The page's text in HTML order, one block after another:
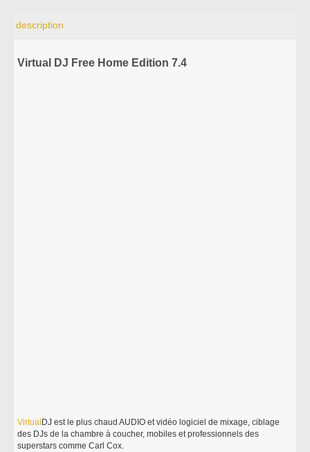
description
Virtual DJ Free Home Edition 7.4
Virtual DJ est le plus chaud AUDIO et vidéo logiciel de mixage, ciblage
des DJs de la chambre à coucher, mobiles et professionnels des
superstars comme Carl Cox.